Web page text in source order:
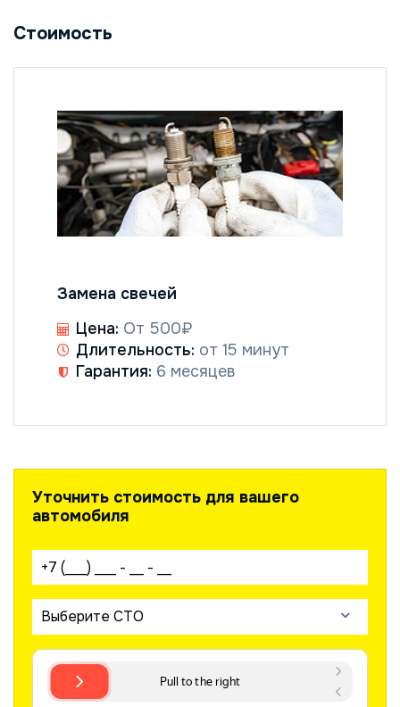
Стоимость
Замена свечей
Цена: От 500₽
Длительность: от 15 минут
Гарантия: 6 месяцев
Уточнить стоимость для вашего
автомобиля
Ваш телефон:
Выберите СТО